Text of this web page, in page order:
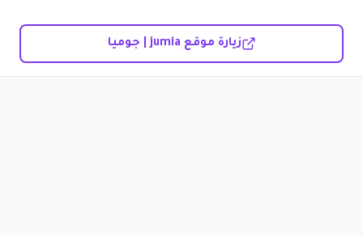
زيارة موقع jumia | جوميا